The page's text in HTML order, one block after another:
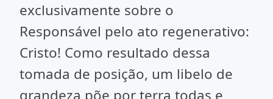
exclusivamente sobre o
Responsável pelo ato regenerativo:
Cristo! Como resultado dessa
tomada de posição, um libelo de
grandeza põe por terra todas e